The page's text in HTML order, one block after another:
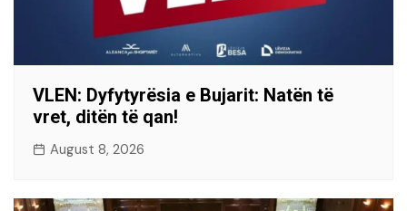
VLEN: Dyfytyrësia e Bujarit: Natën të
vret, ditën të qan!
August 8, 2026